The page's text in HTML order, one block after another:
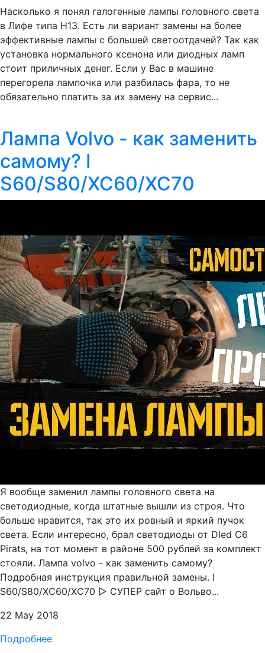
Насколько я понял галогенные лампы головного света
в Лифе типа H13. Есть ли вариант замены на более
эффективные лампы с большей светоотдачей? Так как
установка нормального ксенона или диодных ламп
стоит приличных денег. Если у Вас в машине
перегорела лампочка или разбилась фара, то не
обязательно платить за их замену на сервис...
Лампа Volvo - как заменить
самому? I
S60/S80/XC60/XC70
Я вообще заменил лампы головного света на
светодиодные, когда штатные вышли из строя. Что
больше нравится, так это их ровный и яркий пучок
света. Если интересно, брал светодиоды от Dled C6
Pirats, на тот момент в районе 500 рублей за комплект
стояли. Лампа volvo - как заменить самому?
Подробная инструкция правильной замены. I
S60/S80/XC60/XC70 ▷ СУПЕР сайт о Вольво...
22 May 2018
Подробнее